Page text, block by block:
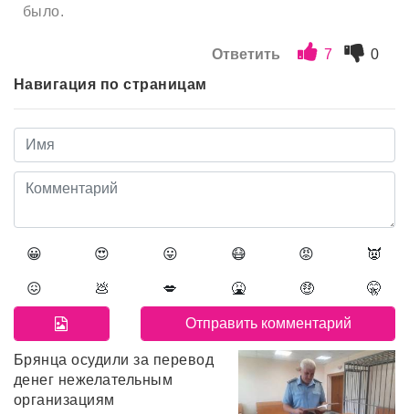
было.
Ответить 7
0
Навигация по страницам
😀 😍 😛 😷 😡 👿
😖 💩 💋 🤮 🤑 🤫
Брянца осудили за перевод
денег нежелательным
организациям